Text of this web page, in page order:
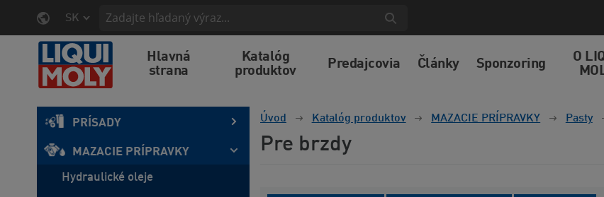
SK
Hlavná
strana
Katalóg
produktov
Predajcovia Články Sponzoring
O
PRÍSADY
MAZACIE PRÍPRAVKY
Hydraulické oleje
Úvod Katalóg produktov MAZACIE PRÍPRAVKY Pasty
Pre brzdy